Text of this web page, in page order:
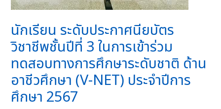
นักเรียน ระดับประกาศนียบัตร
วิชาชีพชั้นปีที่ 3 ในการเข้าร่วม
ทดสอบทางการศึกษาระดับชาติ ด้าน
อาชีวศึกษา (V-NET) ประจำปีการ
ศึกษา 2567